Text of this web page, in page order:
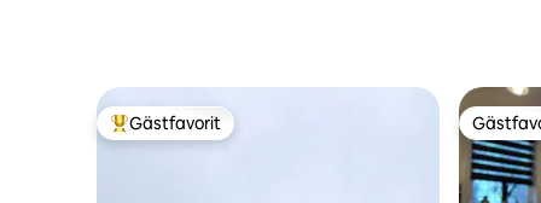
Populär gästfavorit
Gästfavorit